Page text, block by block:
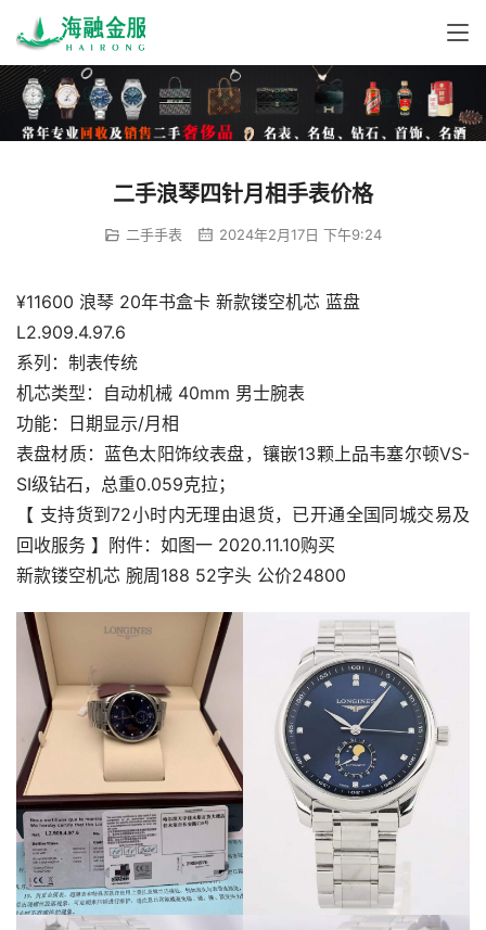
二手浪琴四针月相手表价格
二手手表 2024年2月17日 下午9:24
¥11600 浪琴 20年书盒卡 新款镂空机芯 蓝盘
L2.909.4.97.6
系列：制表传统
机芯类型：自动机械 40mm 男士腕表
功能：日期显示/月相
表盘材质：蓝色太阳饰纹表盘，镶嵌13颗上品韦塞尔顿VS-
SI级钻石，总重0.059克拉；
【 支持货到72小时内无理由退货，已开通全国同城交易及
回收服务 】附件：如图一 2020.11.10购买
新款镂空机芯 腕周188 52字头 公价24800